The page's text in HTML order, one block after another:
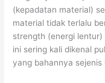
(kepadatan material)
material tidak terlalu
strength (energi
ini sering kali dikenal
yang bahannya sejenis